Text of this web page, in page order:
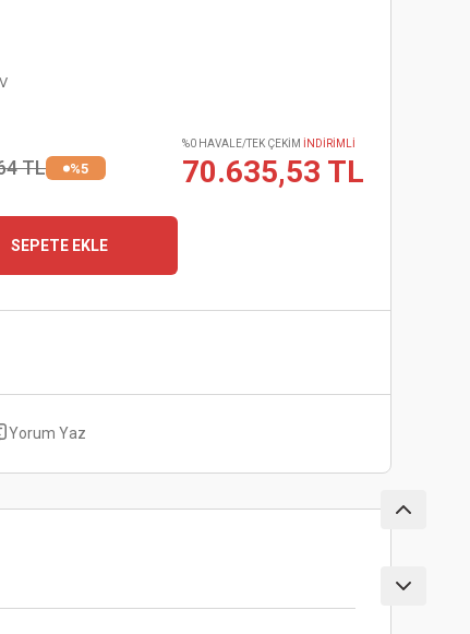
TL %5
%0 HAVALE/TEK ÇEKİM İNDİRİMLİ
70.635,53 TL
SEPETE EKLE
Yorum Yaz